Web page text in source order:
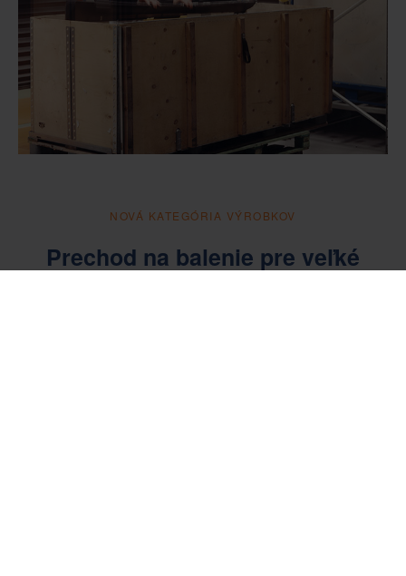
NOVÁ KATEGÓRIA VÝROBKOV
Prechod na balenie pre veľké